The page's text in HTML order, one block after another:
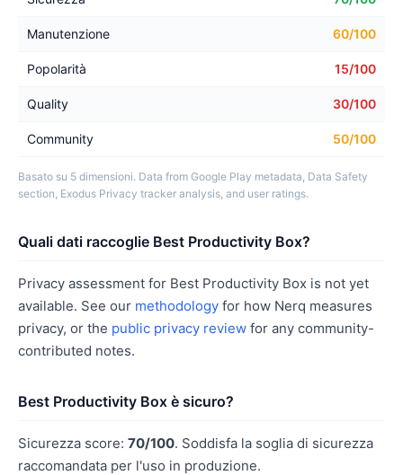
Manutenzione 60/100
Popolarità 15/100
Quality 30/100
Community 50/100
Basato su 5 dimensioni. Data from Google Play metadata, Data Safety
section, Exodus Privacy tracker analysis, and user ratings.
Quali dati raccoglie Best Productivity Box?
Privacy assessment for Best Productivity Box is not yet
available. See our methodology for how Nerq measures
privacy, or the public privacy review for any community-
contributed notes.
Best Productivity Box è sicuro?
Sicurezza score: 70/100. Soddisfa la soglia di sicurezza
raccomandata per l'uso in produzione.